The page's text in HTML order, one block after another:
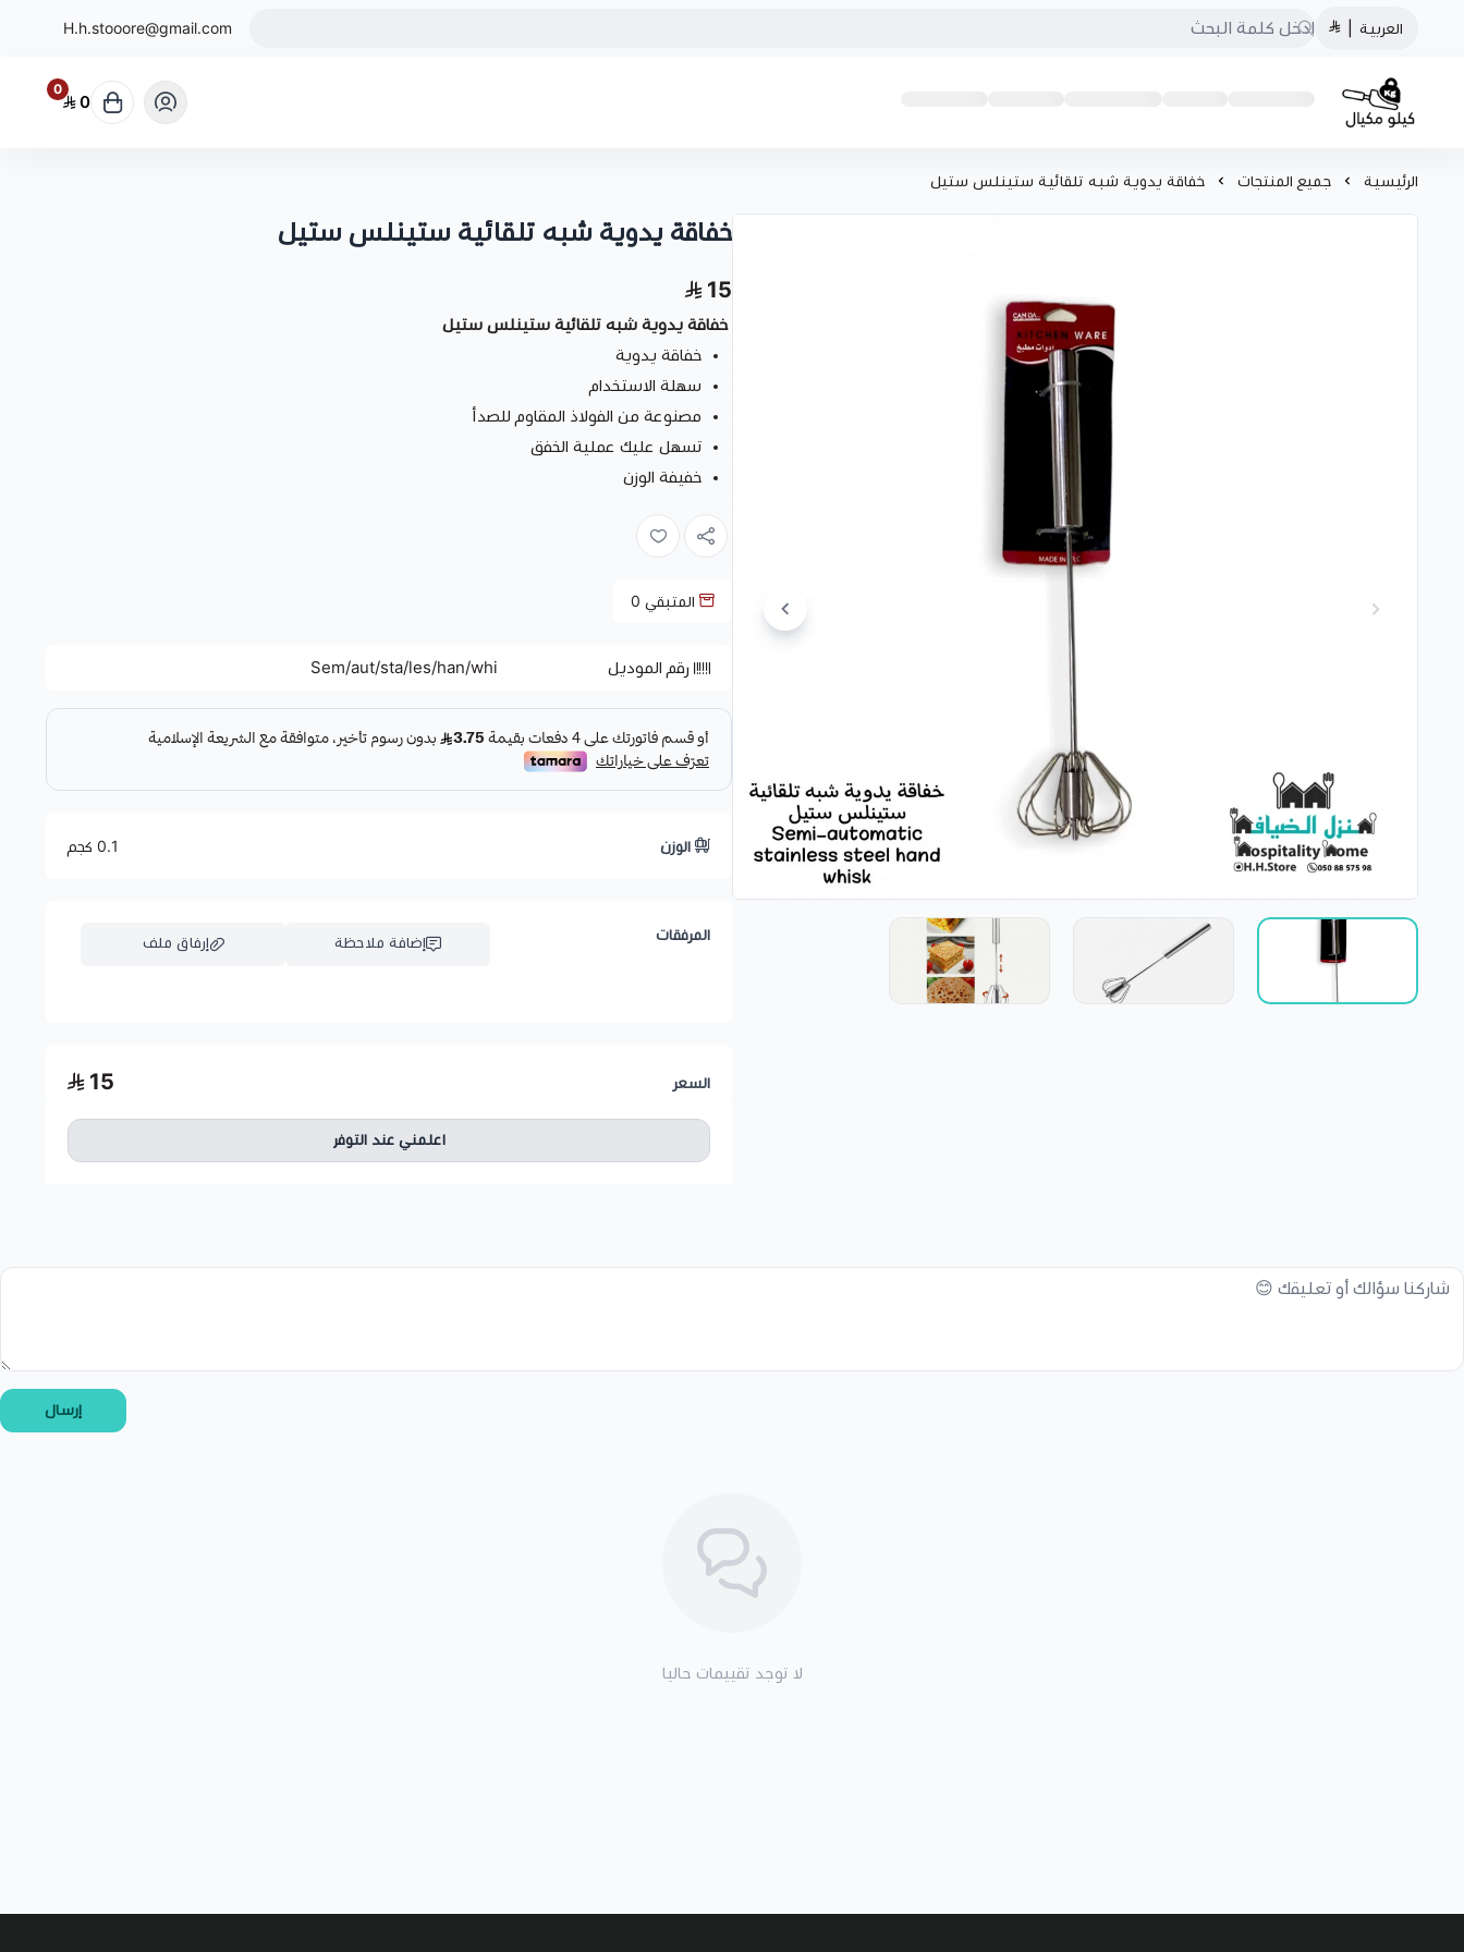
العربية H.h.stooore@gmail.com
كيلو مكيال
0
0
الرئيسية جميع المنتجات خفاقة يدوية شبه تلقائية ستينلس ستيل
خفاقة يدوية شبه تلقائية ستينلس ستيل
15
خفاقة يدوية شبه تلقائية ستينلس ستيل
خفاقة يدوية
سهلة الاستخدام
مصنوعة من الفولاذ المقاوم للصدأ
تسهل عليك عملية الخفق
خفيفة الوزن
المتبقي 0
رقم الموديل Sem/aut/sta/les/han/whi
الوزن 0.1 كجم
المرفقات إضافة ملاحظة إرفاق ملف
السعر 15
اعلمني عند التوفر
إرسال
لا توجد تقييمات حاليا